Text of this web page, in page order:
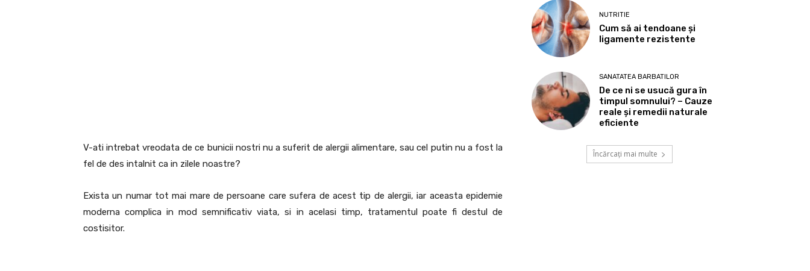
V-ati intrebat vreodata de ce bunicii nostri nu a suferit de alergii alimentare, sau cel putin nu a fost la
fel de des intalnit ca in zilele noastre?
Exista un numar tot mai mare de persoane care sufera de acest tip de alergii, iar aceasta epidemie
moderna complica in mod semnificativ viata, si in acelasi timp, tratamentul poate fi destul de
costisitor.
NUTRITIE
Cum să ai tendoane şi
ligamente rezistente
SANATATEA BARBATILOR
De ce ni se usucă gura în
timpul somnului? – Cauze
reale și remedii naturale
eficiente
Încărcați mai multe